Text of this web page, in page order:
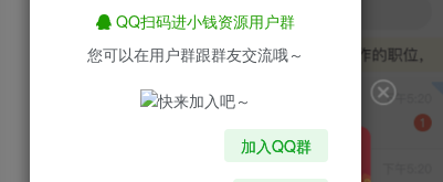
QQ扫码进小钱资源用户群
您可以在用户群跟群友交流哦～
加入QQ群